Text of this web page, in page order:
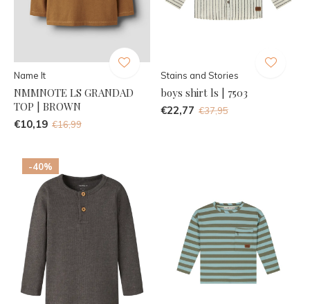
Name It
NMMNOTE LS GRANDAD
TOP | BROWN
€10,19 €16,99
Stains and Stories
boys shirt ls | 7503
€22,77 €37,95
-40%